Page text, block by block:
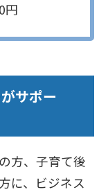
円
サポー
方、子育て後
に、ビジネス